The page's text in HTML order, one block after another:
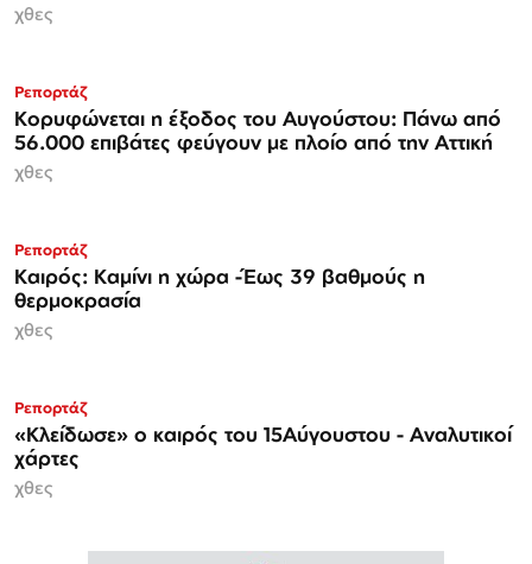
χθες
Ρεπορτάζ
Κορυφώνεται η έξοδος του Αυγούστου: Πάνω από
56.000 επιβάτες φεύγουν με πλοίο από την Αττική
χθες
Ρεπορτάζ
Καιρός: Καμίνι η χώρα -Έως 39 βαθμούς η
θερμοκρασία
χθες
Ρεπορτάζ
«Κλείδωσε» ο καιρός του 15Αύγουστου - Αναλυτικοί
χάρτες
χθες